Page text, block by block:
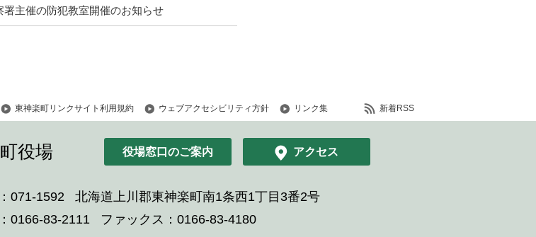
主催の防犯教室開催のお知らせ
東神楽町リンクサイト利用規約 ウェブアクセシビリティ方針 リンク集 新着RSS
役場 役場窓口のご案内 アクセス
071-1592
北海道上川郡東神楽町南1条西1丁目3番2号
0166-83-2111
ファックス：0166-83-4180